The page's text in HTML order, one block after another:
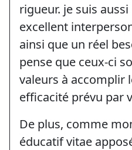
rigueur. je suis
excellent
ainsi que un réel
pense que ceux-ci
valeurs à accomplir
efficacité prévu par
De plus, comme
éducatif vitae